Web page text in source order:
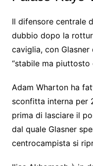
Il difensore centrale
dubbio dopo la
caviglia, con
“stabile ma piuttosto
Adam Wharton ha
sconfitta interna per
prima di lasciare il
dal quale Glasner
centrocampista si